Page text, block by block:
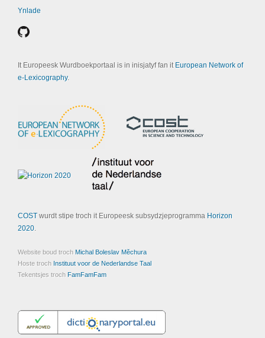
Ynlade
It Europeesk Wurdboekportaal is in inisjatyf fan it European Network of
e-Lexicography.
COSTwurdt stipe troch it Europeesk subsydzjeprogramma Horizon
2020.
Website boud troch Michal Boleslav Měchura
Hoste troch Instituut voor de Nederlandse Taal
Tekentsjes troch FamFamFam